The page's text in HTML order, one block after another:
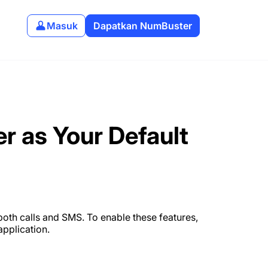
Masuk Dapatkan NumBuster
as Your Default
calls and SMS. To enable these features,